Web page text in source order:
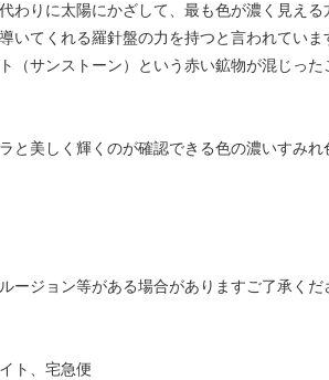
わりに太陽にかざして、最も色が濃く見え
てくれる羅針盤の力を持つと言われていま
（サンストーン）という赤い鉱物が混じっ
と美しく輝くのが確認できる色の濃いすみ
ジョン等がある場合がありますご了承くだ
ト、宅急便